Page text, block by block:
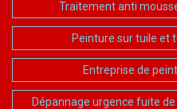
Traitement anti
Peinture sur tuile et
Entreprise de
Dépannage urgence fuite